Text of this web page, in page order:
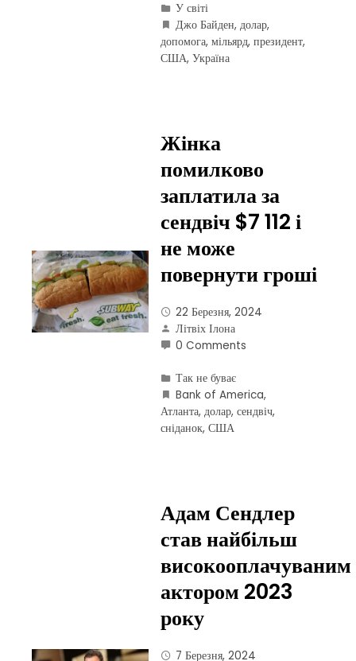
У світі
Джо Байден, долар,
допомога, мільярд, президент,
США, Україна
Жінка
помилково
заплатила за
сендвіч $7 112 і
не може
повернути гроші
22 Березня, 2024
Літвіх Ілона
0 Comments
Так не буває
Bank of America,
Атланта, долар, сендвіч,
сніданок, США
Адам Сендлер
став найбільш
високооплачуваним
актором 2023
року
7 Березня, 2024